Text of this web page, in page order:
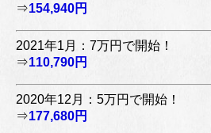
⇒154,940円
2021年1月：7万円で開始！
⇒110,790円
2020年12月：5万円で開始！
⇒177,680円